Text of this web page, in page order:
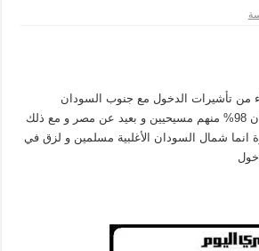
من تأشيرات الدخول مع جنوب السودان
خدوا بالكوا جنوب السودان 98% منهم مسيحيين و بعيد عن مصر و مع ذلك
انما شمال السودان الأغلبية مسلمين و لزق في